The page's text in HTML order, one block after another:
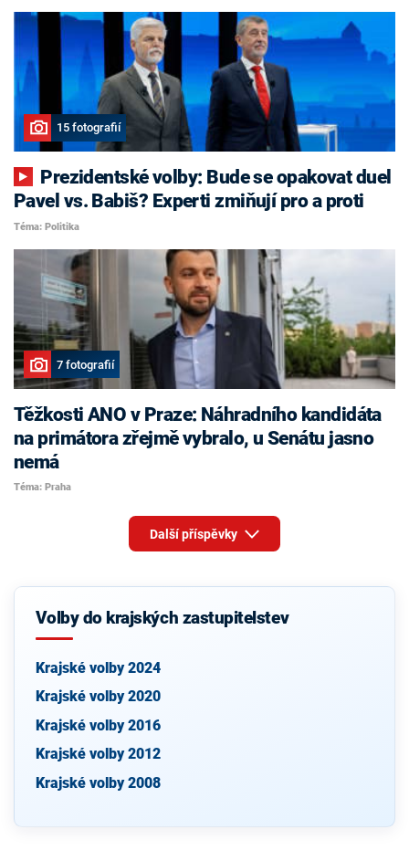
15 fotografií
Pavel vs. Babiš? Experti zmiňují pro a proti
Téma: Politika
7 fotografií
Těžkosti ANO v Praze: Náhradního kandidáta
na primátora zřejmě vybralo, u Senátu jasno
nemá
Téma: Praha
Další příspěvky
Volby do krajských zastupitelstev
Krajské volby 2024
Krajské volby 2020
Krajské volby 2016
Krajské volby 2012
Krajské volby 2008